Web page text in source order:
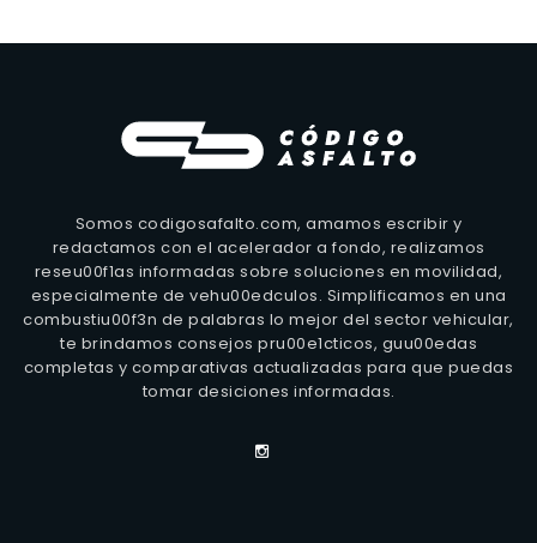
Somos codigosafalto.com, amamos escribir y
redactamos con el acelerador a fondo, realizamos
reseu00f1as informadas sobre soluciones en movilidad,
especialmente de vehu00edculos. Simplificamos en una
combustiu00f3n de palabras lo mejor del sector vehicular,
te brindamos consejos pru00e1cticos, guu00edas
completas y comparativas actualizadas para que puedas
tomar desiciones informadas.